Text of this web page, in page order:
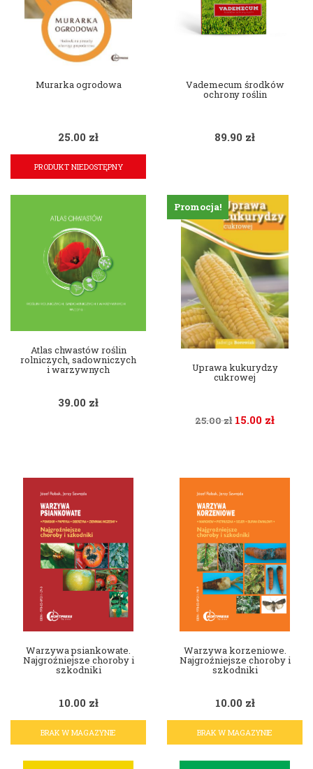
Murarka ogrodowa
25.00 zł
PRODUKT NIEDOSTĘPNY
Vademecum środków
ochrony roślin
89.90 zł
Atlas chwastów roślin
rolniczych, sadowniczych
i warzywnych
39.00 zł
Promocja!
Uprawa kukurydzy
cukrowej
25.00zł 15.00 zł
Warzywa psiankowate.
Najgroźniejsze choroby i
szkodniki
10.00 zł
BRAK W MAGAZYNIE
Warzywa korzeniowe.
Najgroźniejsze choroby i
szkodniki
10.00 zł
BRAK W MAGAZYNIE